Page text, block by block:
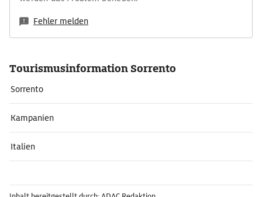
Fehler melden
Tourismusinformation Sorrento
Sorrento
Kampanien
Italien